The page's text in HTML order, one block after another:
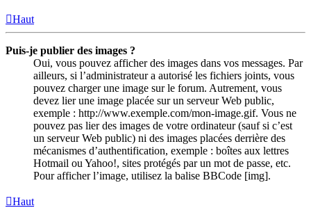
Haut
Puis-je publier des images ?
Oui, vous pouvez afficher des images dans vos messages. Par
ailleurs, si l’administrateur a autorisé les fichiers joints, vous
pouvez charger une image sur le forum. Autrement, vous
devez lier une image placée sur un serveur Web public,
exemple : http://www.exemple.com/mon-image.gif. Vous ne
pouvez pas lier des images de votre ordinateur (sauf si c’est
un serveur Web public) ni des images placées derrière des
mécanismes d’authentification, exemple : boîtes aux lettres
Hotmail ou Yahoo!, sites protégés par un mot de passe, etc.
Pour afficher l’image, utilisez la balise BBCode [img].
Haut